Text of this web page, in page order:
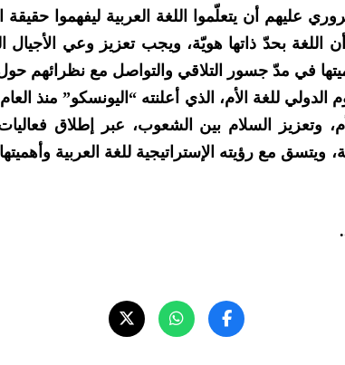
عليهم أن يتعلّموا اللغة العربية ليفهموا حقيقة
اللغة بحدّ ذاتها هويّة، ويجب تعزيز وعي الأجيال
في مدّ جسور التلاقي والتواصل مع نظرائهم
وتعزيز السلام بين الشعوب، عبر إطلاق
ويتسق مع رؤيته الإستراتيجية للغة العربية